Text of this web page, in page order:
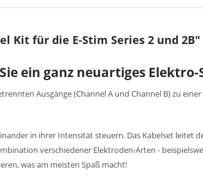
Kit für die E-Stim Series 2 und 2B"
ein ganz neuartiges
Ausgänge (Channel A und Channel B) zu
in ihrer Intensität steuern. Das Kabelset leitet
verschiedener Elektroden-Arten -
was am meisten Spaß macht!